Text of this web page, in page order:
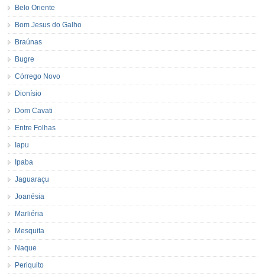
Belo Oriente
Bom Jesus do Galho
Braúnas
Bugre
Córrego Novo
Dionísio
Dom Cavati
Entre Folhas
Iapu
Ipaba
Jaguaraçu
Joanésia
Marliéria
Mesquita
Naque
Periquito